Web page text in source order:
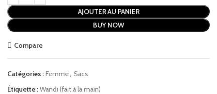
AJOUTER AU PANIER
BUY NOW
Compare
Catégories :Femme, Sacs
Étiquette :Wandi (fait à la main)